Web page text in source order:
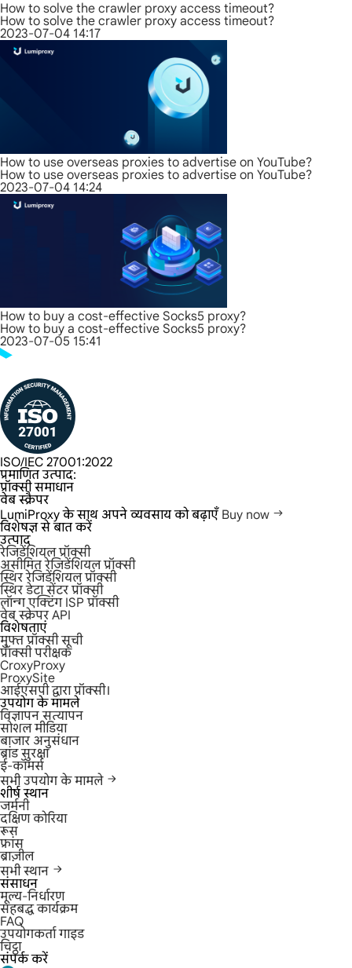
How to solve the crawler proxy access timeout?
How to solve the crawler proxy access timeout?
2023-07-04 14:17
How to use overseas proxies to advertise on YouTube?
How to use overseas proxies to advertise on YouTube?
2023-07-04 14:24
How to buy a cost-effective Socks5 proxy?
How to buy a cost-effective Socks5 proxy?
2023-07-05 15:41
ISO/IEC 27001:2022
प्रमाणित उत्पाद:
प्रॉक्सी समाधान
वेब स्क्रैपर
LumiProxy के साथ अपने व्यवसाय को बढ़ाएँ Buy now
विशेषज्ञ से बात करें
उत्पाद
रेजिडेंशियल प्रॉक्सी
असीमित रेजिडेंशियल प्रॉक्सी
स्थिर रेजिडेंशियल प्रॉक्सी
स्थिर डेटा सेंटर प्रॉक्सी
लॉन्ग एक्टिंग ISP प्रॉक्सी
वेब स्क्रेपर API
विशेषताएं
मुफ्त प्रॉक्सी सूची
प्रॉक्सी परीक्षक
CroxyProxy
ProxySite
आईएसपी द्वारा प्रॉक्सी।
उपयोग के मामले
विज्ञापन सत्यापन
सोशल मीडिया
बाजार अनुसंधान
ब्रांड सुरक्षा
ई-कॉमर्स
सभी उपयोग के मामले
शीर्ष स्थान
जर्मनी
दक्षिण कोरिया
रूस
फ्रांस
ब्राज़ील
सभी स्थान
संसाधन
मूल्य-निर्धारण
सहबद्ध कार्यक्रम
FAQ
उपयोगकर्ता गाइड
चिट्ठा
संपर्क करें